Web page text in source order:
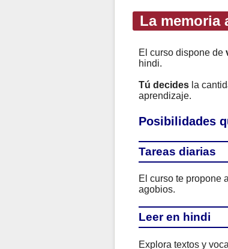
La memoria
El curso dispone de
hindi.
Tú decidesla
aprendizaje.
Posibilidades
Tareas diarias
El curso te propone
agobios.
Leer en hindi
Explora textos y